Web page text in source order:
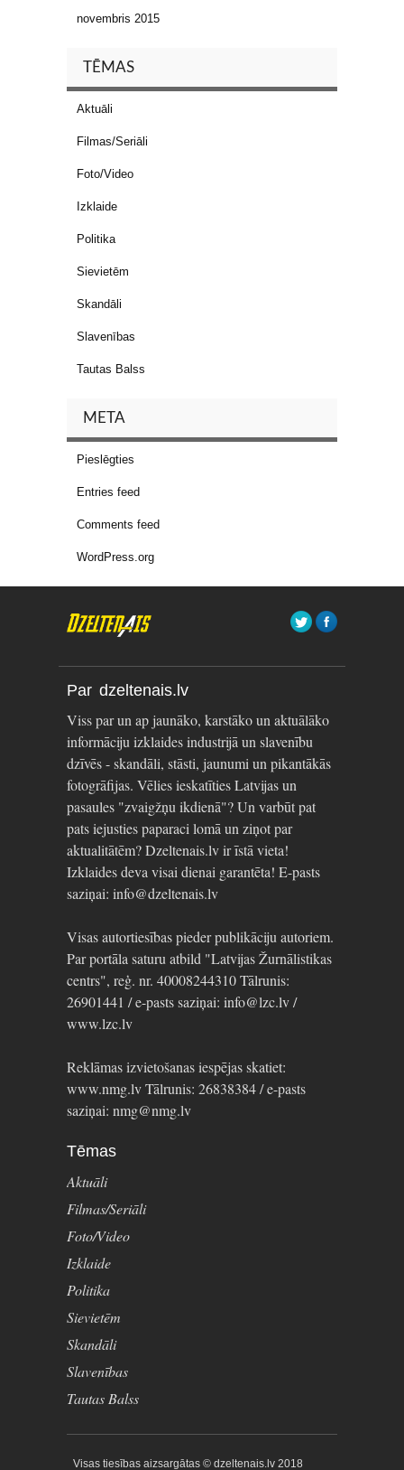
novembris 2015
TĒMAS
Aktuāli
Filmas/Seriāli
Foto/Video
Izklaide
Politika
Sievietēm
Skandāli
Slavenības
Tautas Balss
META
Pieslēgties
Entries feed
Comments feed
WordPress.org
Par dzeltenais.lv
Viss par un ap jaunāko, karstāko un aktuālāko
informāciju izklaides industrijā un slavenību
dzīvēs - skandāli, stāsti, jaunumi un pikantākās
fotogrāfijas. Vēlies ieskatīties Latvijas un
pasaules "zvaigžņu ikdienā"? Un varbūt pat
pats iejusties paparaci lomā un ziņot par
aktualitātēm? Dzeltenais.lv ir īstā vieta!
Izklaides deva visai dienai garantēta! E-pasts
saziņai: info@dzeltenais.lv
Visas autortiesības pieder publikāciju autoriem.
Par portāla saturu atbild "Latvijas Žurnālistikas
centrs", reģ. nr. 40008244310 Tālrunis:
26901441 / e-pasts saziņai: info@lzc.lv /
www.lzc.lv
Reklāmas izvietošanas iespējas skatiet:
www.nmg.lv Tālrunis: 26838384 / e-pasts
saziņai: nmg@nmg.lv
Tēmas
Aktuāli
Filmas/Seriāli
Foto/Video
Izklaide
Politika
Sievietēm
Skandāli
Slavenības
Tautas Balss
Visas tiesības aizsargātas © dzeltenais.lv 2018